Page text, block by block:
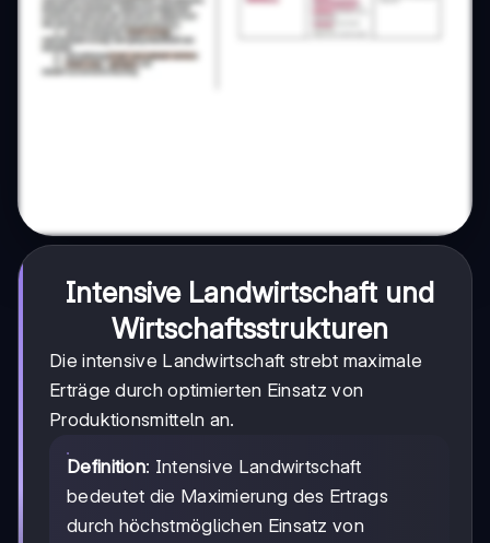
Intensive Landwirtschaft und
Wirtschaftsstrukturen
Die intensive Landwirtschaft strebt maximale
Erträge durch optimierten Einsatz von
Produktionsmitteln an.
Definition: Intensive Landwirtschaft
bedeutet die Maximierung des Ertrags
durch höchstmöglichen Einsatz von